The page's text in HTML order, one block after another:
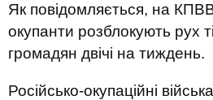
Як повідомляється, на
окупанти розблокують рух
громадян двічі на тиждень.
Російсько-окупаційні